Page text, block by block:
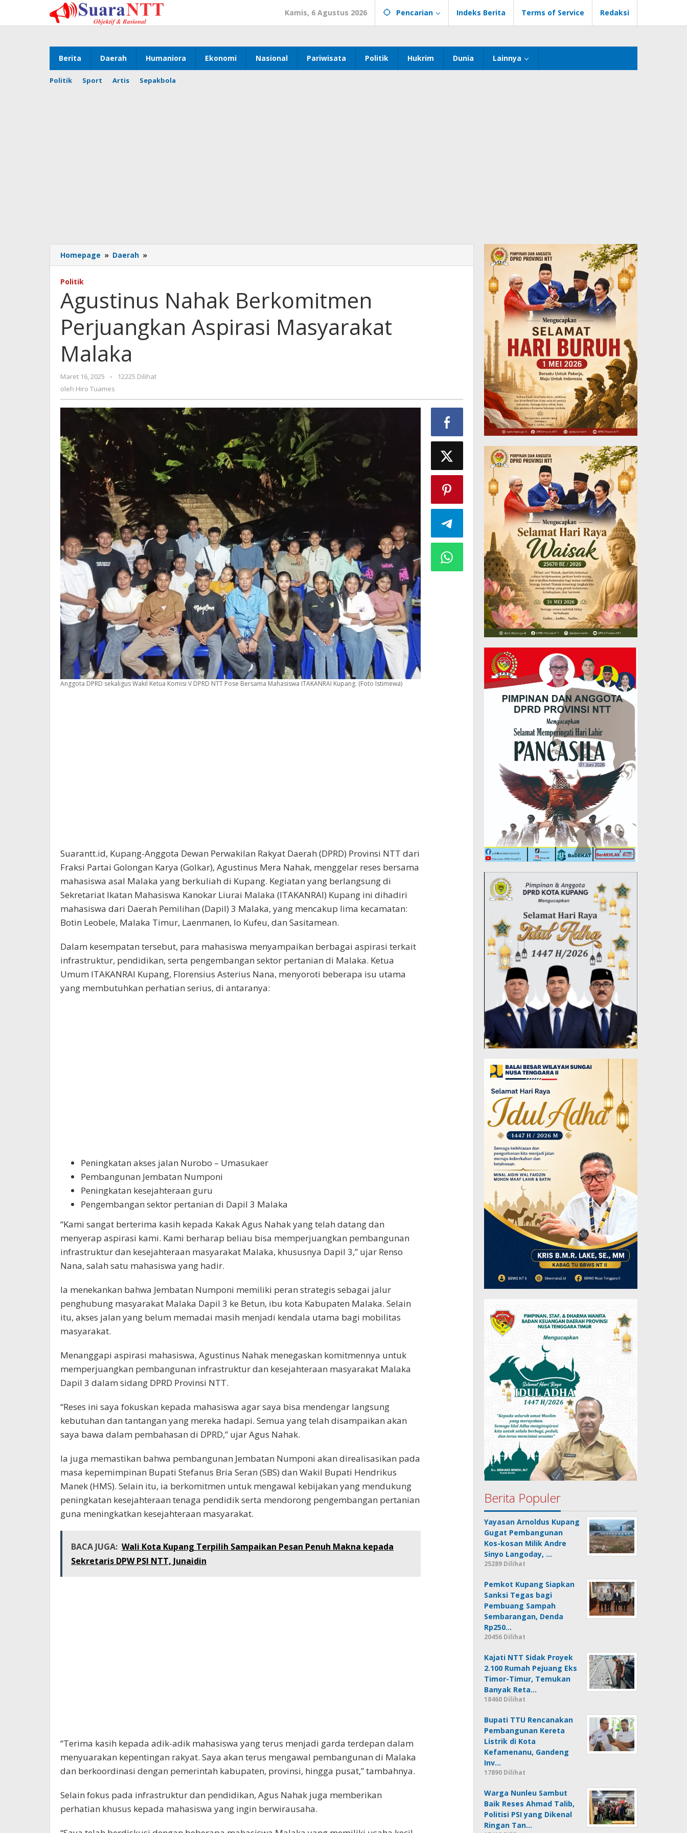
konten
Kamis, 6 Agustus 2026 Pencarian Indeks Berita Terms of Service Redaksi
Berita Daerah Humaniora Ekonomi Nasional Pariwisata Politik Hukrim Dunia Lainnya
Politik Sport Artis Sepakbola
Homepage » Daerah »
Nahak
Aspirasi
Masyarakat
Malaka
Politik
Agustinus Nahak Berkomitmen
Perjuangkan Aspirasi Masyarakat
Malaka
Maret 16, 2025
oleh
-
12225 Dilihat
oleh Hiro Tuames
Anggota DPRD sekaligus Wakil Ketua Komisi V DPRD NTT Pose Bersama Mahasiswa ITAKANRAI Kupang. (Foto Istimewa)
Suarantt.id, Kupang-Anggota Dewan Perwakilan Rakyat Daerah (DPRD) Provinsi NTT dari
Fraksi Partai Golongan Karya (Golkar), Agustinus Mera Nahak, menggelar reses bersama
mahasiswa asal Malaka yang berkuliah di Kupang. Kegiatan yang berlangsung di
Sekretariat Ikatan Mahasiswa Kanokar Liurai Malaka (ITAKANRAI) Kupang ini dihadiri
mahasiswa dari Daerah Pemilihan (Dapil) 3 Malaka, yang mencakup lima kecamatan:
Botin Leobele, Malaka Timur, Laenmanen, Io Kufeu, dan Sasitamean.
Dalam kesempatan tersebut, para mahasiswa menyampaikan berbagai aspirasi terkait
infrastruktur, pendidikan, serta pengembangan sektor pertanian di Malaka. Ketua
Umum ITAKANRAI Kupang, Florensius Asterius Nana, menyoroti beberapa isu utama
yang membutuhkan perhatian serius, di antaranya:
Peningkatan akses jalan Nurobo – Umasukaer
Pembangunan Jembatan Numponi
Peningkatan kesejahteraan guru
Pengembangan sektor pertanian di Dapil 3 Malaka
“Kami sangat berterima kasih kepada Kakak Agus Nahak yang telah datang dan
menyerap aspirasi kami. Kami berharap beliau bisa memperjuangkan pembangunan
infrastruktur dan kesejahteraan masyarakat Malaka, khususnya Dapil 3,” ujar Renso
Nana, salah satu mahasiswa yang hadir.
Ia menekankan bahwa Jembatan Numponi memiliki peran strategis sebagai jalur
penghubung masyarakat Malaka Dapil 3 ke Betun, ibu kota Kabupaten Malaka. Selain
itu, akses jalan yang belum memadai masih menjadi kendala utama bagi mobilitas
masyarakat.
Menanggapi aspirasi mahasiswa, Agustinus Nahak menegaskan komitmennya untuk
memperjuangkan pembangunan infrastruktur dan kesejahteraan masyarakat Malaka
Dapil 3 dalam sidang DPRD Provinsi NTT.
“Reses ini saya fokuskan kepada mahasiswa agar saya bisa mendengar langsung
kebutuhan dan tantangan yang mereka hadapi. Semua yang telah disampaikan akan
saya bawa dalam pembahasan di DPRD,” ujar Agus Nahak.
Ia juga memastikan bahwa pembangunan Jembatan Numponi akan direalisasikan pada
masa kepemimpinan Bupati Stefanus Bria Seran (SBS) dan Wakil Bupati Hendrikus
Manek (HMS). Selain itu, ia berkomitmen untuk mengawal kebijakan yang mendukung
peningkatan kesejahteraan tenaga pendidik serta mendorong pengembangan pertanian
guna meningkatkan kesejahteraan masyarakat.
BACA JUGA: Wali Kota Kupang Terpilih Sampaikan Pesan Penuh Makna kepada
Sekretaris DPW PSI NTT, Junaidin
“Terima kasih kepada adik-adik mahasiswa yang terus menjadi garda terdepan dalam
menyuarakan kepentingan rakyat. Saya akan terus mengawal pembangunan di Malaka
dan berkoordinasi dengan pemerintah kabupaten, provinsi, hingga pusat,” tambahnya.
Selain fokus pada infrastruktur dan pendidikan, Agus Nahak juga memberikan
perhatian khusus kepada mahasiswa yang ingin berwirausaha.
Berita Populer
Yayasan Arnoldus Kupang
Gugat Pembangunan
Kos-kosan Milik Andre
Sinyo Langoday, …
25289 Dilihat
Pemkot Kupang Siapkan
Sanksi Tegas bagi
Pembuang Sampah
Sembarangan, Denda
Rp250…
20456 Dilihat
Kajati NTT Sidak Proyek
2.100 Rumah Pejuang Eks
Timor-Timur, Temukan
Banyak Reta…
18460 Dilihat
Bupati TTU Rencanakan
Pembangunan Kereta
Listrik di Kota
Kefamenanu, Gandeng
Inv…
17890 Dilihat
Warga Nunleu Sambut
Baik Reses Ahmad Talib,
Politisi PSI yang Dikenal
Ringan Tan…